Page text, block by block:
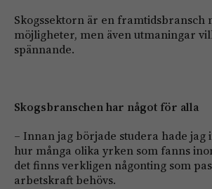
Skogssektorn är en framtidsbransch
möjligheter, men även utmaningar
spännande.
Skogsbranschen har något för alla
– Innan jag började studera hade jag
hur många olika yrken som fanns
det finns verkligen någonting som
arbetskraft behövs.